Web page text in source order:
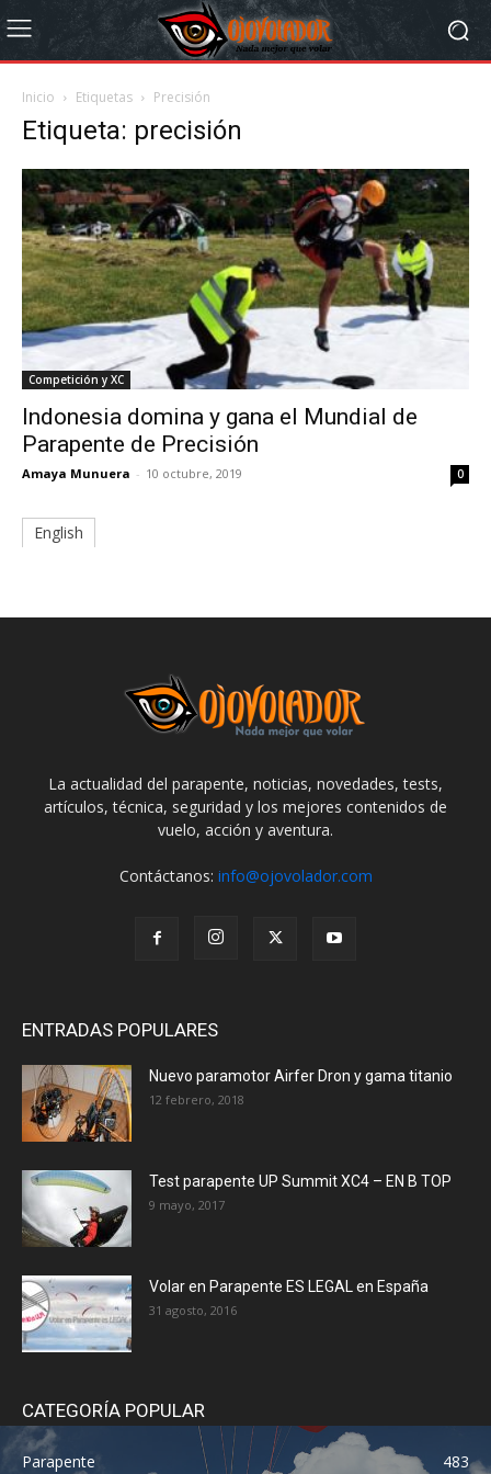
Inicio Etiquetas Precisión
Etiqueta: precisión
Competición y XC
Indonesia domina y gana el Mundial de
Parapente de Precisión
Amaya Munuera - 10 octubre, 2019 0
English
La actualidad del parapente, noticias, novedades, tests,
artículos, técnica, seguridad y los mejores contenidos de
vuelo, acción y aventura.
Contáctanos: info@ojovolador.com
ENTRADAS POPULARES
Nuevo paramotor Airfer Dron y gama titanio
12 febrero, 2018
Test parapente UP Summit XC4 – EN B TOP
9 mayo, 2017
Volar en Parapente ES LEGAL en España
31 agosto, 2016
CATEGORÍA POPULAR
Parapente 483